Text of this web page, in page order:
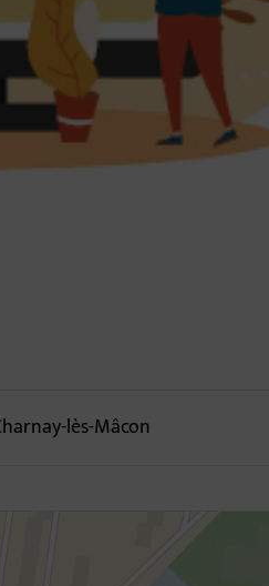
lès-Mâcon